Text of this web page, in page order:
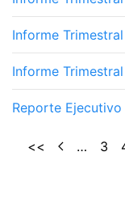
Informe
Informe
Reporte
<< … 3